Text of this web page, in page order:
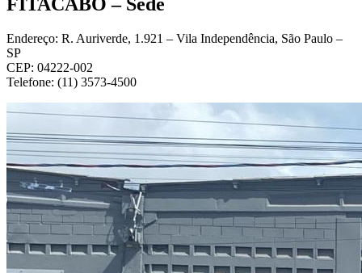
FITACABO – Sede
Endereço: R. Auriverde, 1.921 – Vila Independência, São Paulo –
SP
CEP: 04222-002
Telefone: (11) 3573-4500